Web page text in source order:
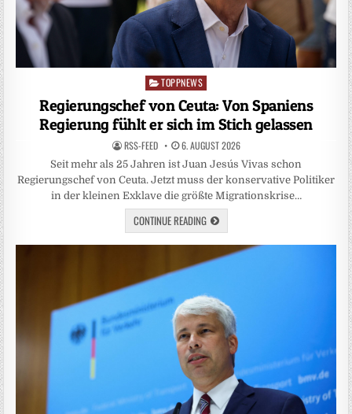
Posted
in
TOPPNEWS
Regierungschef von Ceuta: Von Spaniens
Regierung fühlt er sich im Stich gelassen
RSS-FEED 6. AUGUST 2026
Seit mehr als 25 Jahren ist Juan Jesús Vivas schon
Regierungschef von Ceuta. Jetzt muss der konservative Politiker
in der kleinen Exklave die größte Migrationskrise…
CONTINUE READING